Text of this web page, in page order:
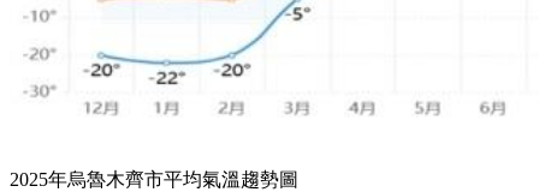
2025年烏魯木齊市平均氣溫趨勢圖